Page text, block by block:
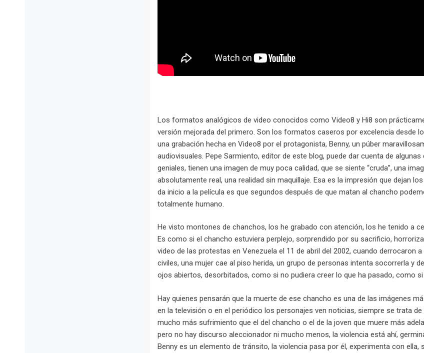
Los formatos analógicos de video conocidos como Video8 y Hi8 son
versión mejorada del primero. Son los formatos caseros por excelencia desde
una grabación hecha en Video8 por el protagonista, Benny, un púber
audiovisuales. Pepe Sarmiento, editor de este blog, puede dar cuenta de
geniales, tienen una imagen de muy poca calidad, que se siente “cruda”, una
absolutamente real, una realidad sin maquillaje. Esa es la impresión que dejan
da inicio a la película es que segundos después de que matan al chancho
totalmente humano.
He visto montones de chanchos, los he grabado con atención, los he tenido a
Es como si el chancho estuviera perplejo, sorprendido por su sacrificio,
video de las protestas en Venezuela el 11 de abril del 2002, cuando derrocaron
civiles, una mujer cae al piso herida, un grupo de personas intenta socorrerla y
ojos abiertos, desorbitados, como si no pudiera creer lo que ha pasado, como
Hay quienes pensarán que la muerte de ese chancho es una de las imágenes
en la televisión o en el periódico los personajes ven noticias, siempre se trata
mucho más sufrimiento que el del chancho o el de la joven que muere más
pero no hay discurso aleccionador ni mucho menos, la violencia está ahí,
Benny es un elemento de tránsito, la violencia pasa por él, experimenta con